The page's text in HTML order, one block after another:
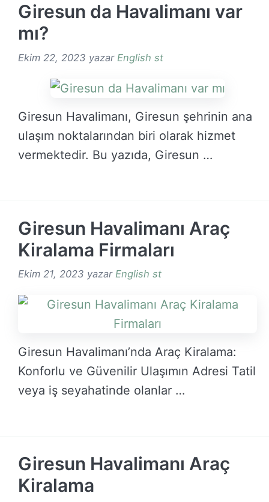
Giresun da Havalimanı var
mı?
Ekim 22, 2023 yazar English st
Giresun Havalimanı, Giresun şehrinin ana
ulaşım noktalarından biri olarak hizmet
vermektedir. Bu yazıda, Giresun …
Giresun Havalimanı Araç
Kiralama Firmaları
Ekim 21, 2023 yazar English st
Giresun Havalimanı’nda Araç Kiralama:
Konforlu ve Güvenilir Ulaşımın Adresi Tatil
veya iş seyahatinde olanlar …
Giresun Havalimanı Araç
Kiralama